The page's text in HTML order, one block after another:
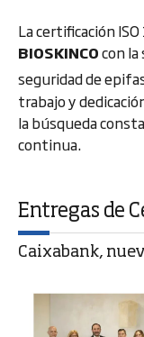
La certificación
BIOSKINCOcon la
seguridad de
trabajo y
la búsqueda
continua.
Entregas de
Caixabank,